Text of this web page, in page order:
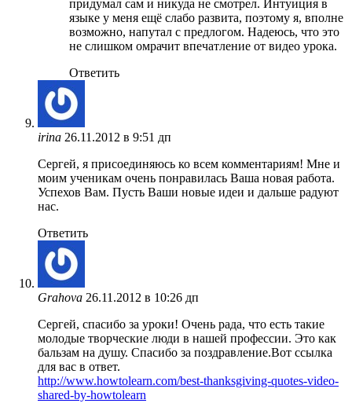
придумал сам и никуда не смотрел. Интуиция в
языке у меня ещё слабо развита, поэтому я, вполне
возможно, напутал с предлогом. Надеюсь, что это
не слишком омрачит впечатление от видео урока.
Ответить
irina 26.11.2012 в 9:51 дп
Сергей, я присоединяюсь ко всем комментариям! Мне и
моим ученикам очень понравилась Ваша новая работа.
Успехов Вам. Пусть Ваши новые идеи и дальше радуют
нас.
Ответить
Grahova 26.11.2012 в 10:26 дп
Сергей, спасибо за уроки! Очень рада, что есть такие
молодые творческие люди в нашей профессии. Это как
бальзам на душу. Спасибо за поздравление.Вот ссылка
для вас в ответ.
http://www.howtolearn.com/best-thanksgiving-quotes-video-
shared-by-howtolearn